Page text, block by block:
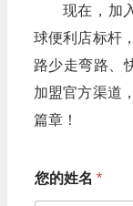
现在，加
球便利店标杆
路少走弯路、
加盟官方渠道
篇章！
您的姓名 *